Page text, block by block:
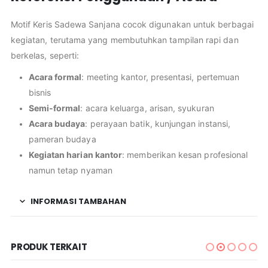
Motif Keris Sadewa Sanjana cocok digunakan untuk berbagai
kegiatan, terutama yang membutuhkan tampilan rapi dan
berkelas, seperti:
Acara formal: meeting kantor, presentasi, pertemuan
bisnis
Semi-formal: acara keluarga, arisan, syukuran
Acara budaya: perayaan batik, kunjungan instansi,
pameran budaya
Kegiatan harian kantor: memberikan kesan profesional
namun tetap nyaman
INFORMASI TAMBAHAN
PRODUK TERKAIT